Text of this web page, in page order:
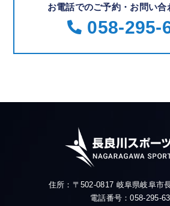
お電話でのご予約・お問い合
058-295-
住所：〒502-0817 岐阜県岐阜市
電話番号：058-295-